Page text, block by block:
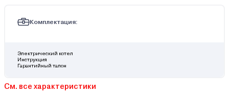
Комплектация:
Электрический котел
Инструкция
Гарантийный талон
См. все характеристики